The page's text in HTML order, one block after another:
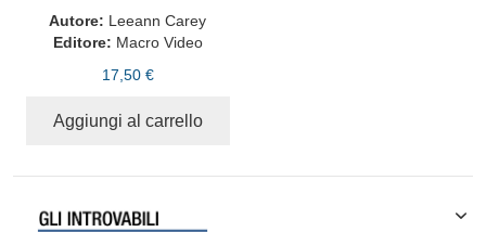
Autore: Leeann Carey
Editore: Macro Video
17,50 €
Aggiungi al carrello